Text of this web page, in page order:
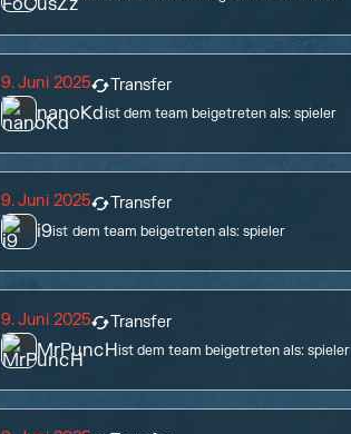
9. Juni 2025 Transfer
nanoKdist dem team beigetreten als:spieler
9. Juni 2025 Transfer
i9ist dem team beigetreten als:spieler
9. Juni 2025 Transfer
MrPuncHist dem team beigetreten als:spieler